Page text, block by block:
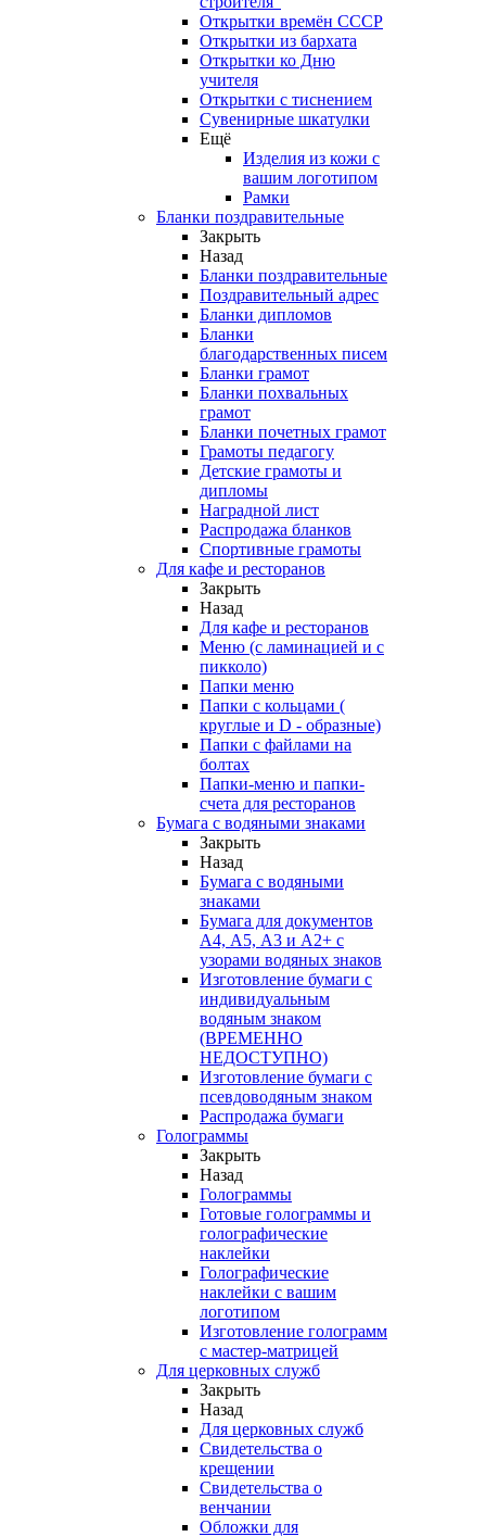
Открытки времён СССР
Открытки из бархата
Открытки ко Дню
учителя
Открытки с тиснением
Сувенирные шкатулки
Ещё
Изделия из кожи с
вашим логотипом
Рамки
Бланки поздравительные
Закрыть
Назад
Бланки поздравительные
Поздравительный адрес
Бланки дипломов
Бланки
благодарственных писем
Бланки грамот
Бланки похвальных
грамот
Бланки почетных грамот
Грамоты педагогу
Детские грамоты и
дипломы
Наградной лист
Распродажа бланков
Спортивные грамоты
Для кафе и ресторанов
Закрыть
Назад
Для кафе и ресторанов
Меню (с ламинацией и с
пикколо)
Папки меню
Папки с кольцами (
круглые и D - образные)
Папки с файлами на
болтах
Папки-меню и папки-
счета для ресторанов
Бумага с водяными знаками
Закрыть
Назад
Бумага с водяными
знаками
Бумага для документов
А4, А5, А3 и А2+ с
узорами водяных знаков
Изготовление бумаги с
индивидуальным
водяным знаком
(ВРЕМЕННО
НЕДОСТУПНО)
Изготовление бумаги с
псевдоводяным знаком
Распродажа бумаги
Голограммы
Закрыть
Назад
Голограммы
Готовые голограммы и
голографические
наклейки
Голографические
наклейки с вашим
логотипом
Изготовление голограмм
с мастер-матрицей
Для церковных служб
Закрыть
Назад
Для церковных служб
Свидетельства о
крещении
Свидетельства о
венчании
Обложки для